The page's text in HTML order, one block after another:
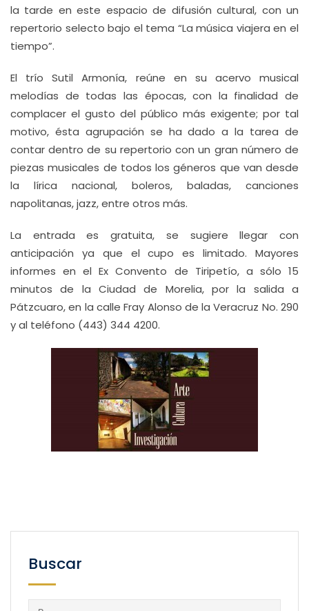
la tarde en este espacio de difusión cultural, con un
repertorio selecto bajo el tema “La música viajera en el
tiempo”.
El trío Sutil Armonía, reúne en su acervo musical
melodías de todas las épocas, con la finalidad de
complacer el gusto del público más exigente; por tal
motivo, ésta agrupación se ha dado a la tarea de
contar dentro de su repertorio con un gran número de
piezas musicales de todos los géneros que van desde
la lírica nacional, boleros, baladas, canciones
napolitanas, jazz, entre otros más.
La entrada es gratuita, se sugiere llegar con
anticipación ya que el cupo es limitado. Mayores
informes en el Ex Convento de Tiripetío, a sólo 15
minutos de la Ciudad de Morelia, por la salida a
Pátzcuaro, en la calle Fray Alonso de la Veracruz No. 290
y al teléfono (443) 344 4200.
Buscar
Buscar: